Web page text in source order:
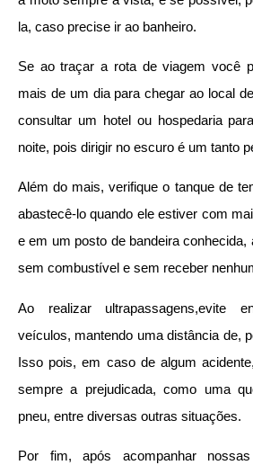
la, caso precise ir ao banheiro.
Se ao traçar a rota de viagem você
mais de um dia para chegar ao local
consultar um hotel ou hospedaria
noite, pois dirigir no escuro é um tanto
Além do mais, verifique o tanque de
abastecê-lo quando ele estiver com
e em um posto de bandeira
sem combustível e sem receber
Ao realizar ultrapassagens,evite
veículos, mantendo uma distância de,
Isso pois, em caso de algum
sempre a prejudicada, como uma
pneu, entre diversas outras situações.
Por fim, após acompanhar